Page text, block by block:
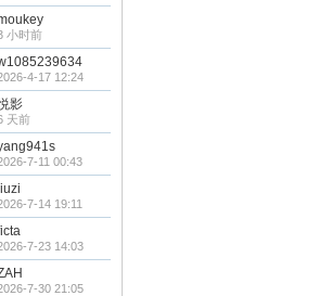
小时前
4-17 12:24
影
天前
7-11 00:43
7-14 19:11
7-23 14:03
7-30 21:05